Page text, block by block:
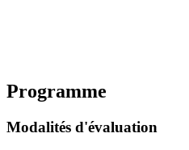
Programme
Modalités d'évaluation